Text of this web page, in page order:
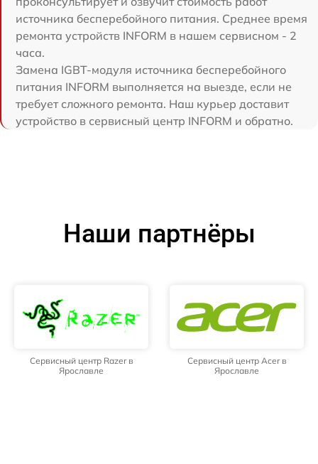
источника бесперебойного питания. Среднее время
ремонта устройств INFORM в нашем сервисном - 2
часа.
Замена IGBT-модуля источника бесперебойного
питания INFORM выполняется на выезде, если не
требует сложного ремонта. Наш курьер доставит
устройство в сервисный центр INFORM и обратно.
Наши партнёры
Сервисный центр Razer в
Ярославле
Сервисный центр Acer в
Ярославле